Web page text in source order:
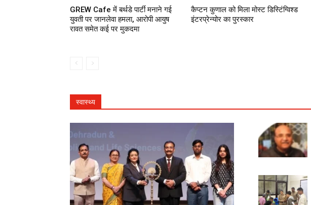
GREW Cafe में बर्थडे पार्टी मनाने गई
युवती पर जानलेवा हमला, आरोपी आयुष
रावत समेत कई पर मुकदमा
कैप्टन कुणाल को मिला मोस्ट डिस्टिंग्विश्ड
इंटरप्रेन्योर का पुरस्कार
स्वास्थ्य